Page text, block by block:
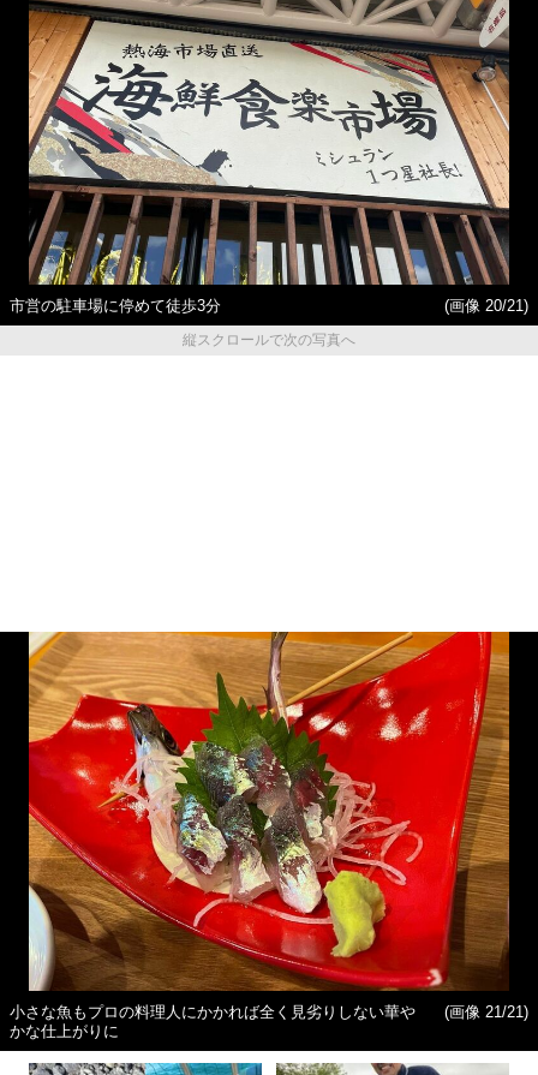
市営の駐車場に停めて徒歩3分
(画像 20/21)
縦スクロールで次の写真へ
小さな魚もプロの料理人にかかれば全く見劣りしない華や
かな仕上がりに
(画像 21/21)